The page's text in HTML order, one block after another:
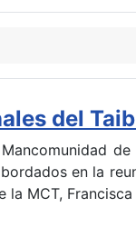
del
en la
MCT, Francisca